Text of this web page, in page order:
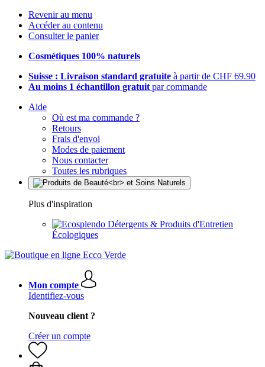
Revenir au menu
Accéder au contenu
Consulter le panier
Cosmétiques 100% naturels
Suisse : Livraison standard gratuite à partir de CHF 69.90
Au moins 1 échantillon gratuit par commande
Aide
Où est ma commande ?
Retours
Frais d'envoi
Modes de paiement
Nous contacter
Toutes les rubriques
Plus d'inspiration
Détergents & Produits d'Entretien
Écologiques
Mon compte
Identifiez-vous
Nouveau client ?
Créer un compte